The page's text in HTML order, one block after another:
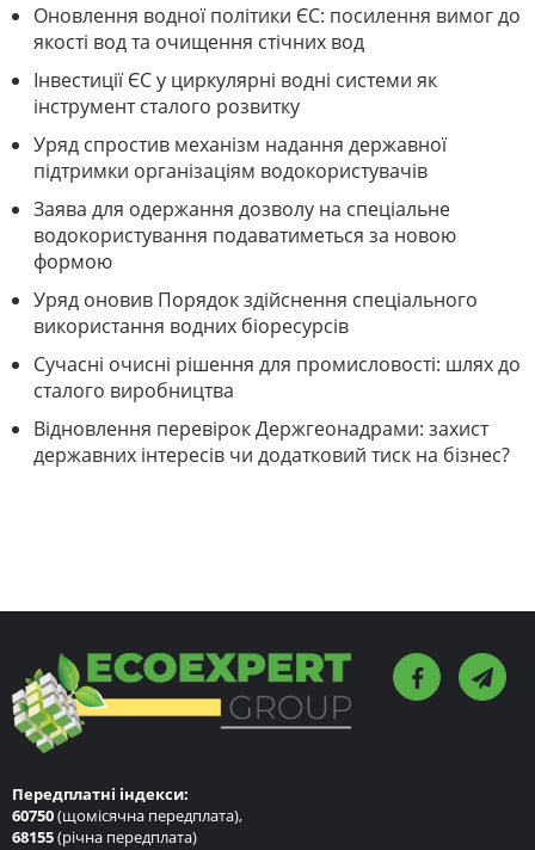
Оновлення водної політики ЄС: посилення вимог до
якості вод та очищення стічних вод
Інвестиції ЄС у циркулярні водні системи як
інструмент сталого розвитку
Уряд спростив механізм надання державної
підтримки організаціям водокористувачів
Заява для одержання дозволу на спеціальне
водокористування подаватиметься за новою
формою
Уряд оновив Порядок здійснення спеціального
використання водних біоресурсів
Сучасні очисні рішення для промисловості: шлях до
сталого виробництва
Відновлення перевірок Держгеонадрами: захист
державних інтересів чи додатковий тиск на бізнес?
Передплатні індекси:
60750(щомісячна передплата),
68155(річна передплата)